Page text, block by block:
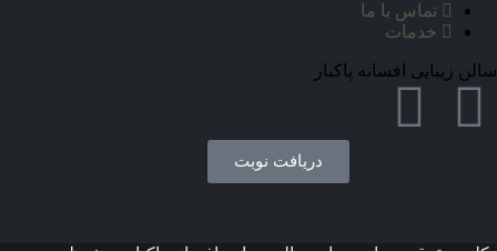
تماس با ما
خدمات
سالن زیبایی افسانه پاکباز
دریافت نوبت